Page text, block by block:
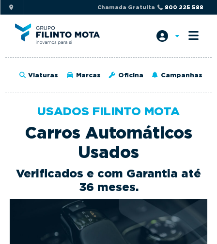
i
p
t
o
r
n
i
p
t
o
a
t
Chamada Gratuita 800 225 588
Viaturas Marcas Oficina Campanhas
USADOS FILINTO MOTA
Carros Automáticos
Usados
Verificados e com Garantia até
36 meses.